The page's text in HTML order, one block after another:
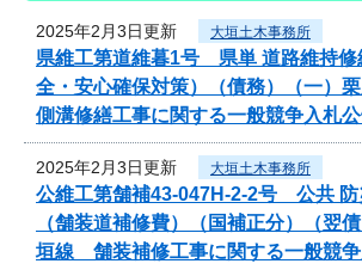
2025年2月3日更新 大垣土木事務所
県維工第道維暮1号 県単 道路維持修
全・安心確保対策）（債務）（一
側溝修繕工事に関する一般競争入札
2025年2月3日更新 大垣土木事務所
公維工第舗補43-047H-2-2号 公共 防
（舗装道補修費）（国補正分）（翌
垣線 舗装補修工事に関する一般競